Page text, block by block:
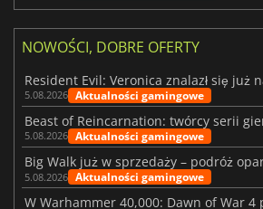
NOWOŚCI, DOBRE OFERTY
5.08.2026 Aktualności gamingowe
5.08.2026 Aktualności gamingowe
5.08.2026 Aktualności gamingowe